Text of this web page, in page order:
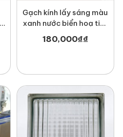
Gạch kính lấy sáng màu
xanh nước biển hoạ tiết
Kẹo Candi MT-
GK1908KX
180,000₫₫